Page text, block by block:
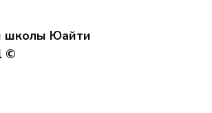
школы Юайти
©